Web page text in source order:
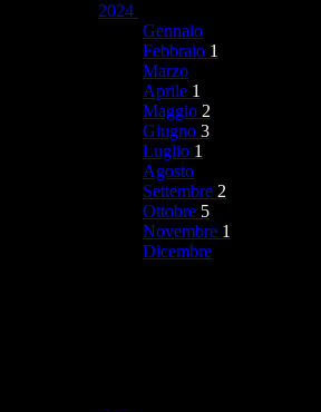
2024
Gennaio
Febbraio 1
Marzo
Aprile 1
Maggio 2
Giugno 3
Luglio 1
Agosto
Settembre 2
Ottobre 5
Novembre 1
Dicembre